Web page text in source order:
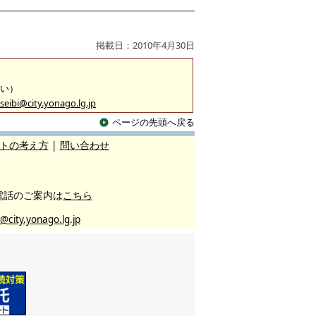
掲載日：2010年4月30日
）
seibi@city.yonago.lg.jp
ページの先頭へ戻る
の考え方 | 問い合わせ
のご案内はこちら